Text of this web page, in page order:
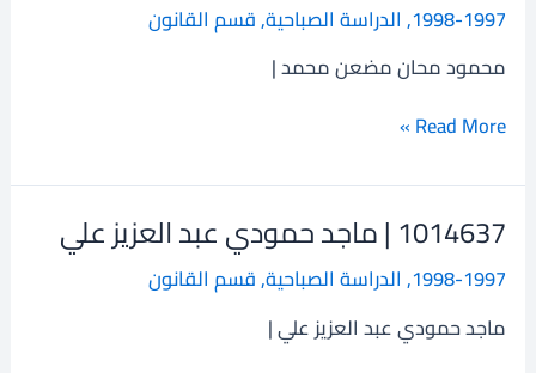
1998-1997
, الدراسة الصباحية,قسم القانون
محمود محان مضعن محمد |
محمود
محان
مضعن
محمد
Read More »
1014637 | ماجد حمودي عبد العزيز علي
1998-1997
, الدراسة الصباحية,قسم القانون
ماجد حمودي عبد العزيز علي |
1014637
ماجد
حمودي
عبد